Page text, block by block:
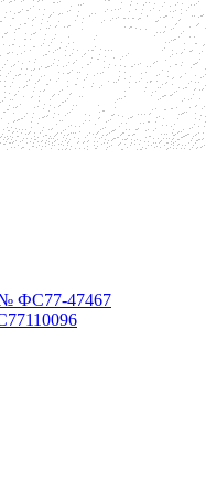
№ ФС77-47467